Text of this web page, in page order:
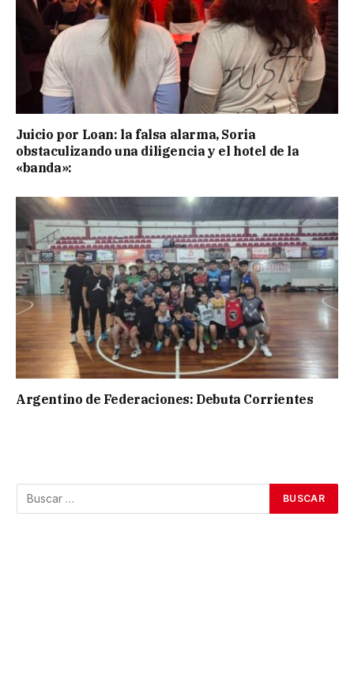
Juicio por Loan: la falsa alarma, Soria
obstaculizando una diligencia y el hotel de la
«banda»:
Argentino de Federaciones: Debuta Corrientes